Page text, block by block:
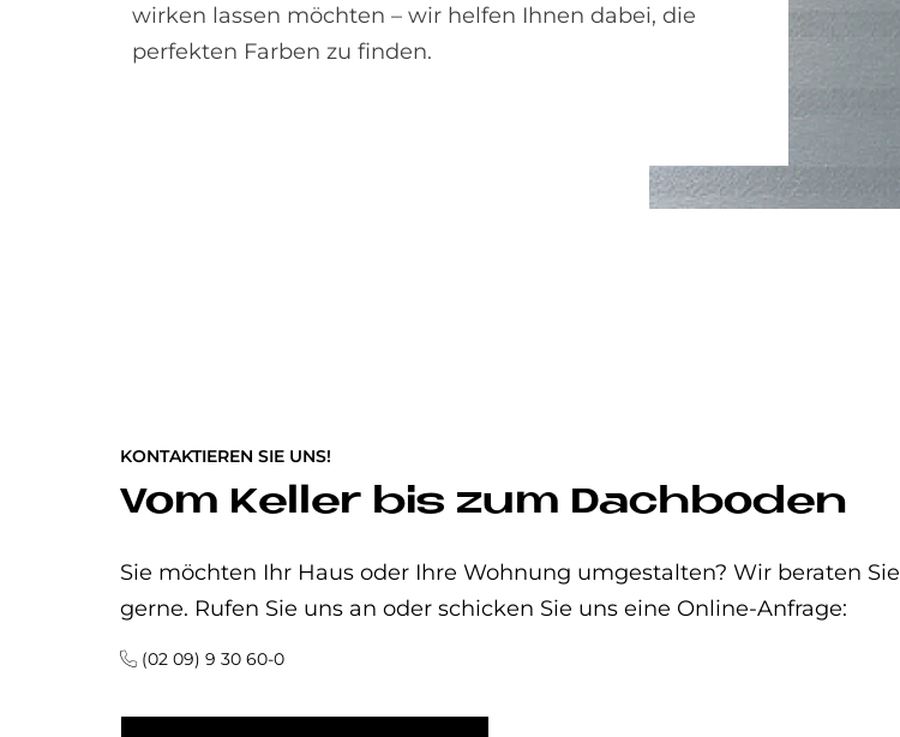
wirken lassen möchten – wir helfen Ihnen dabei, die
perfekten Farben zu finden.
KONTAKTIEREN SIE UNS!
Vom Keller bis zum Dachboden
Sie möchten Ihr Haus oder Ihre Wohnung umgestalten? Wir beraten Sie
gerne. Rufen Sie uns an oder schicken Sie uns eine Online-Anfrage:
(02 09) 9 30 60-0